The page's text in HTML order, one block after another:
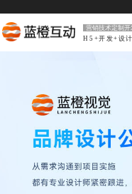
营销技术定制开
H5+开发+设